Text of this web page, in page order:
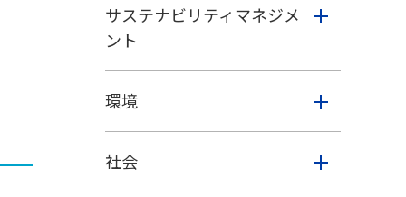
サステナビリティマネジメ
ント
環境
社会